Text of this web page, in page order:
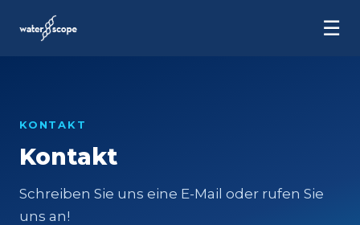
☰
KONTAKT
Kontakt
Schreiben Sie uns eine E-Mail oder rufen Sie
uns an!